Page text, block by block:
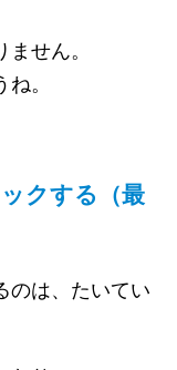
せん。
。
クする（最
のは、たいてい